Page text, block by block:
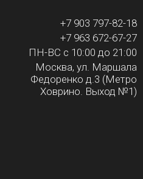
+7 903 797-82-18
+7 963 672-67-27
ПН-ВС с 10:00 до 21:00
Москва, ул. Маршала
Федоренко д.3 (Метро
Ховрино. Выход №1)